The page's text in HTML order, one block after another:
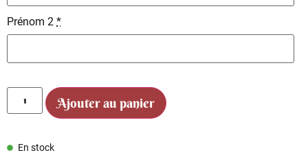
Prénom 2 *
Ajouter au panier
En stock